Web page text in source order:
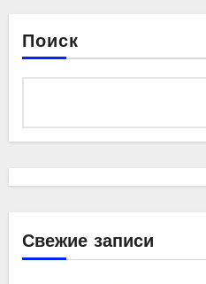
Поиск
Свежие записи